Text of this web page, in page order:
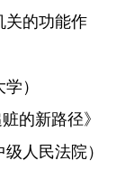
的功能作
）
的新路径》
人民法院）